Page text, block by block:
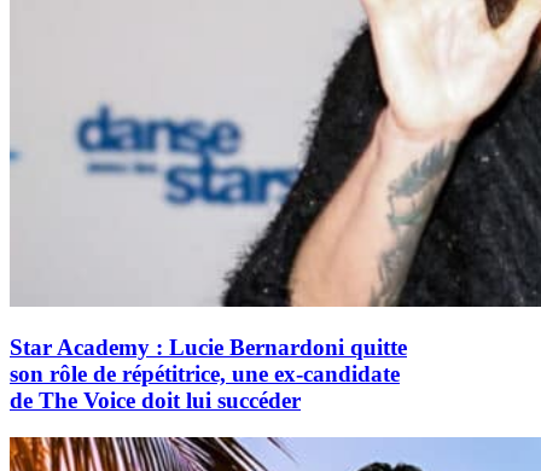
Star Academy : Lucie Bernardoni quitte
son rôle de répétitrice, une ex-candidate
de The Voice doit lui succéder